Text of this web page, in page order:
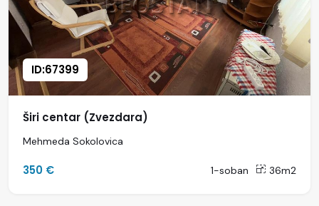
ID:67399
Širi centar (Zvezdara)
Mehmeda Sokolovica
350 € 1-soban 36m2